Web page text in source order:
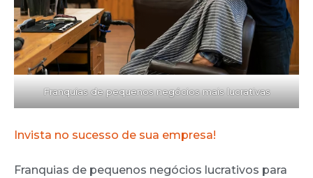
Franquias de pequenos negócios mais lucrativas
Invista no sucesso de sua empresa!
Franquias de pequenos negócios lucrativos para